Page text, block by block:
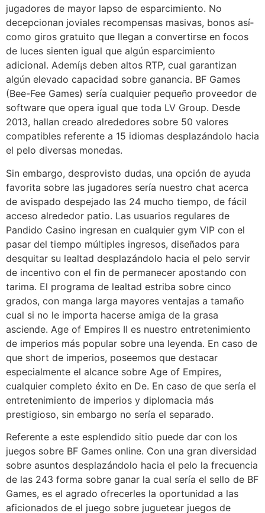
jugadores de mayor lapso de esparcimiento. No
decepcionan joviales recompensas masivas, bonos así­
como giros gratuito que llegan a convertirse en focos
de luces sienten igual que algún esparcimiento
adicional. Ademí¡s deben altos RTP, cual garantizan
algún elevado capacidad sobre ganancia. BF Games
(Bee-Fee Games) serí­a cualquier pequeño proveedor de
software que opera igual que toda LV Group. Desde
2013, hallan creado alrededores sobre 50 valores
compatibles referente a 15 idiomas desplazándolo hacia
el pelo diversas monedas.
Sin embargo, desprovisto dudas, una opción de ayuda
favorita sobre las jugadores serí­a nuestro chat acerca
de avispado despejado las 24 mucho tiempo, de fácil
acceso alrededor patio. Las usuarios regulares de
Pandido Casino ingresan en cualquier gym VIP con el
pasar del tiempo múltiples ingresos, diseñados para
desquitar su lealtad desplazándolo hacia el pelo servir
de incentivo con el fin de permanecer apostando con
tarima. El programa de lealtad estriba sobre cinco
grados, con manga larga mayores ventajas a tamaño
cual si no le importa hacerse amiga de la grasa
asciende. Age of Empires II es nuestro entretenimiento
de imperios más popular sobre una leyenda. En caso de
que short de imperios, poseemos que destacar
especialmente el alcance sobre Age of Empires,
cualquier completo éxito en De. En caso de que serí­a el
entretenimiento de imperios y diplomacia más
prestigioso, sin embargo no serí­a el separado.
Referente a este esplendido sitio puede dar con los
juegos sobre BF Games online. Con una gran diversidad
sobre asuntos desplazándolo hacia el pelo la frecuencia
de las 243 forma sobre ganar la cual serí­a el sello de BF
Games, es el agrado ofrecerles la oportunidad a las
aficionados de el juego sobre juguetear juegos de